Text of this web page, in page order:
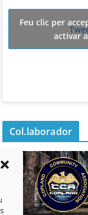
Feu clic per
activar
Col.laborador